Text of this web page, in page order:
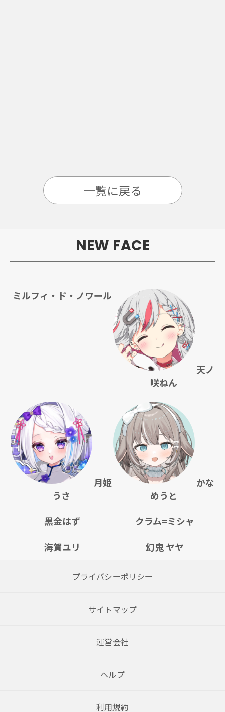
一覧に戻る
NEW FACE
ミルフィ・ド・ノワール
天ノ
咲ねん
月姫
うさ
かな
めうと
黒金はず
クラム=ミシャ
海賀ユリ
幻鬼 ヤヤ
プライバシーポリシー
サイトマップ
運営会社
ヘルプ
利用規約